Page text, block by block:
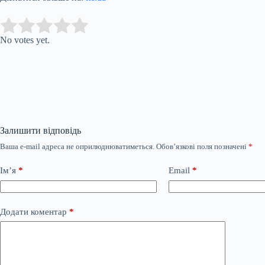
Rate this item:
No votes yet.
Залишити відповідь
Ваша e-mail адреса не оприлюднюватиметься. Обов’язкові поля позначені *
Ім’я * Email *
Додати коментар *